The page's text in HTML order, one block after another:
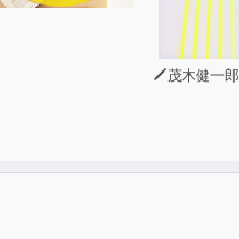
茂木健一郎